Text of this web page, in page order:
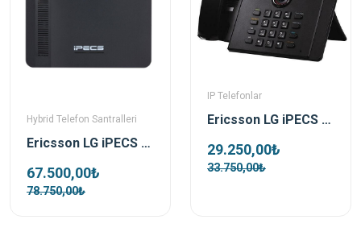
Hybrid Telefon Santralleri
Ericsson LG iPECS eMG80 4/8 IP Telefon Santrali
67.500,00₺
78.750,00₺
IP Telefonlar
Ericsson LG iPECS LIP-8050V Görüntülü IP Telefon
29.250,00₺
33.750,00₺